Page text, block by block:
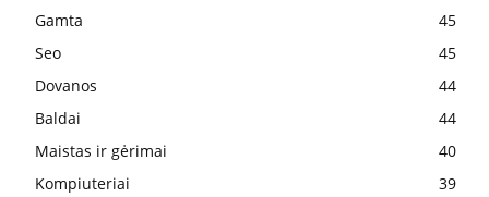
Gamta
45
Seo
45
Dovanos
44
Baldai
44
Maistas ir gėrimai
40
Kompiuteriai
39